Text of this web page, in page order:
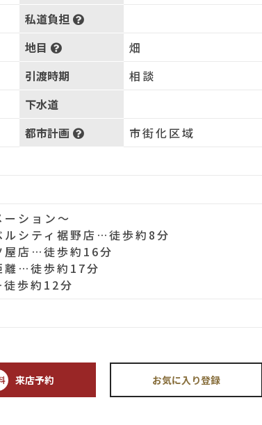
私道負担
地目
畑
引渡時期
相談
下水道
都市計画
市街化区域
ション～
シティ裾野店…徒歩約8分
屋店…徒歩約16分
離…徒歩約17分
歩約12分
来店予約 お気に入り登録